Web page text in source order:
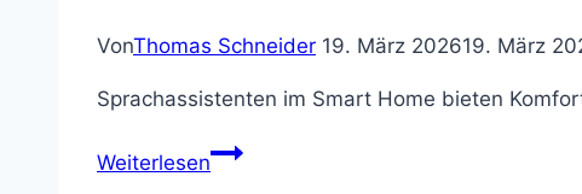
VonThomas Schneider 19. März 202619. März
Sprachassistenten im Smart Home bieten
WeiterlesenSprachassistenten